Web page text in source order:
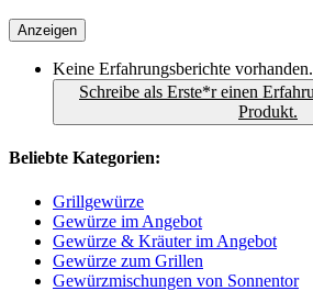
Anzeigen
Keine Erfahrungsberichte vorhanden.
Schreibe als Erste*r einen
Produkt.
Beliebte Kategorien:
Grillgewürze
Gewürze im Angebot
Gewürze & Kräuter im Angebot
Gewürze zum Grillen
Gewürzmischungen von Sonnentor